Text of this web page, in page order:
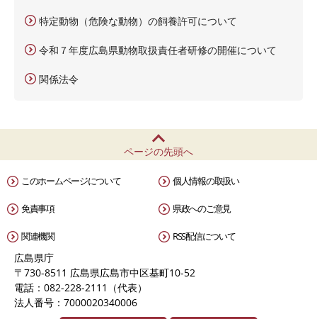
特定動物（危険な動物）の飼養許可について
令和７年度広島県動物取扱責任者研修の開催について
関係法令
ページの先頭へ
このホームページについて 個人情報の取扱い
免責事項 県政へのご意見
関連機関 RSS配信について
広島県庁
〒730-8511 広島県広島市中区基町10-52
電話：082-228-2111（代表）
法人番号：7000020340006